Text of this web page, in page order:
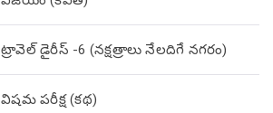
ట్రావెల్ డైరీస్ -6 (నక్షత్రాలు నేలదిగే నగరం)
విషమ పరీక్ష (క‌థ‌)